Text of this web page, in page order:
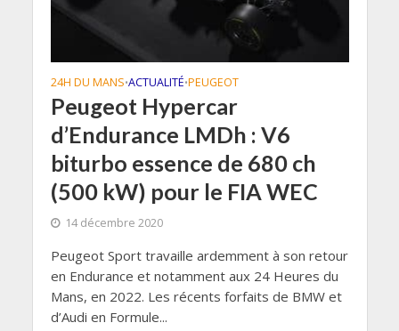
24H DU MANS•ACTUALITÉ•PEUGEOT
Peugeot Hypercar
d’Endurance LMDh : V6
biturbo essence de 680 ch
(500 kW) pour le FIA WEC
14 décembre 2020
Peugeot Sport travaille ardemment à son retour
en Endurance et notamment aux 24 Heures du
Mans, en 2022. Les récents forfaits de BMW et
d’Audi en Formule...